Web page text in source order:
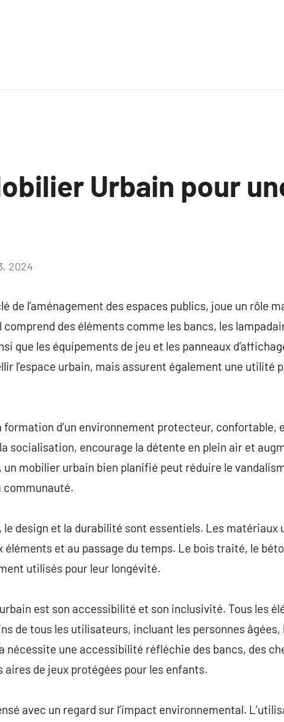
Urbain pour
2024
de l’aménagement des espaces publics, joue un rôle
des éléments comme les bancs, les
que les équipements de jeu et les panneaux
l’espace urbain, mais assurent également une utilité
d’un environnement protecteur, confortable,
socialisation, encourage la détente en plein air et
mobilier urbain bien planifié peut réduire le
communauté.
le design et la durabilité sont essentiels. Les
et au passage du temps. Le bois traité, le
utilisés pour leur longévité.
est son accessibilité et son inclusivité. Tous les
de tous les utilisateurs, incluant les personnes
nécessite une accessibilité réfléchie des bancs, des
de jeux protégées pour les enfants.
avec un regard sur l’impact environnemental.